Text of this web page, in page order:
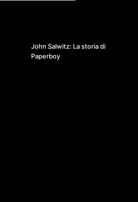
John Salwitz: La storia di
Paperboy